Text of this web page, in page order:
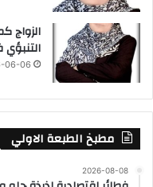
الزواج
التنبؤي
06-06
مطبخ الطبعة الاولي
2026-08-08